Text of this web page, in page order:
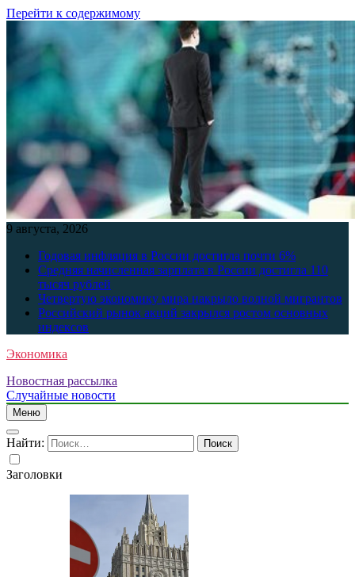
Перейти к содержимому
9 августа, 2026
Годовая инфляция в России достигла почти 6%
Средняя начисленная зарплата в России достигла 110
тысяч рублей
Четвертую экономику мира накрыло волной мигрантов
Российский рынок акций закрылся ростом основных
индексов
Экономика
Новостная рассылка
Случайные новости
Меню
Найти:
Заголовки